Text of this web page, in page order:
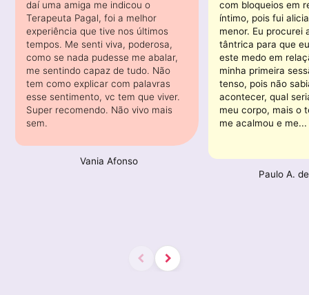
daí uma amiga me indicou o
Terapeuta Pagal, foi a melhor
experiência que tive nos últimos
tempos. Me senti viva, poderosa,
como se nada pudesse me abalar,
me sentindo capaz de tudo. Não
tem como explicar com palavras
esse sentimento, vc tem que viver.
Super recomendo. Não vivo mais
sem.
Vania Afonso
com bloqueios em
íntimo, pois fui
menor. Eu procurei
tântrica para que
este medo em
minha primeira
tenso, pois não
acontecer, qual
meu corpo, mais o
me acalmou e me...
Paulo A.